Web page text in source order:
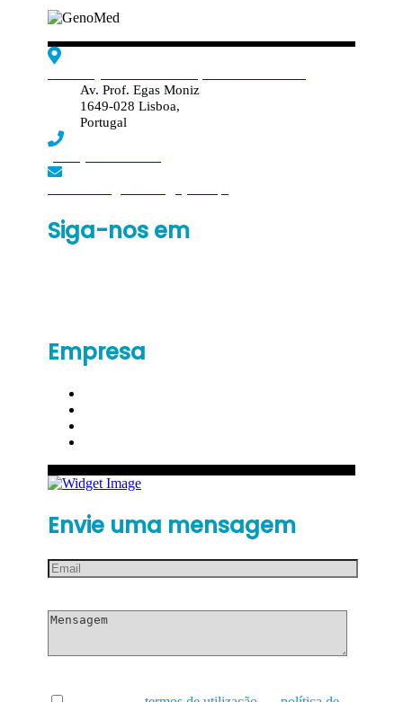
Av. Prof. Egas Moniz
1649-028 Lisboa,
Portugal
Siga-nos em
Empresa
Envie uma mensagem